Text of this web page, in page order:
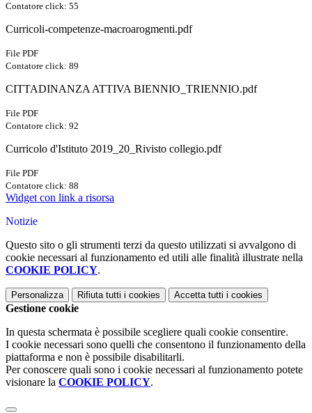
Contatore click: 55
Curricoli-competenze-macroarogmenti.pdf
File PDF
Contatore click: 89
CITTADINANZA ATTIVA BIENNIO_TRIENNIO.pdf
File PDF
Contatore click: 92
Curricolo d'Istituto 2019_20_Rivisto collegio.pdf
File PDF
Contatore click: 88
Widget con link a risorsa
Notizie
Questo sito o gli strumenti terzi da questo utilizzati si avvalgono di
cookie necessari al funzionamento ed utili alle finalità illustrate nella
COOKIE POLICY.
Personalizza Rifiuta tutti i cookies Accetta tutti i cookies
Gestione cookie
In questa schermata è possibile scegliere quali cookie consentire.
I cookie necessari sono quelli che consentono il funzionamento della
piattaforma e non è possibile disabilitarli.
Per conoscere quali sono i cookie necessari al funzionamento potete
visionare la COOKIE POLICY.